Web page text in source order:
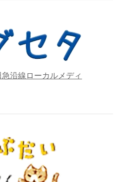
沿線ローカルメディ